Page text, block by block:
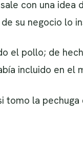
con una
su negocio lo
el pollo; de
incluido en el
tomo la